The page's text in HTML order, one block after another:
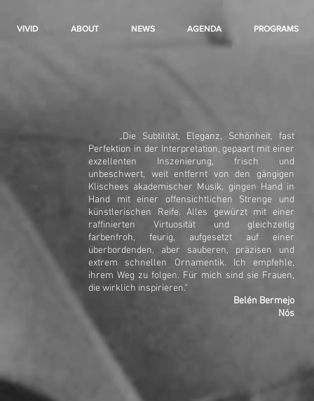
VIVID ABOUT NEWS AGENDA PROGRAMS
„Die Subtilität, Eleganz, Schönheit, fast
Perfektion in der Interpretation, gepaart mit einer
exzellenten Inszenierung, frisch und
unbeschwert, weit entfernt von den gängigen
Klischees akademischer Musik, gingen Hand in
Hand mit einer offensichtlichen Strenge und
künstlerischen Reife. Alles gewürzt mit einer
raffinierten Virtuosität und gleichzeitig
farbenfroh, feurig, aufgesetzt auf einer
überbordenden, aber sauberen, präzisen und
extrem schnellen Ornamentik. Ich empfehle,
ihrem Weg zu folgen. Für mich sind sie Frauen,
die wirklich inspirieren.“
Belén Bermejo
Nós